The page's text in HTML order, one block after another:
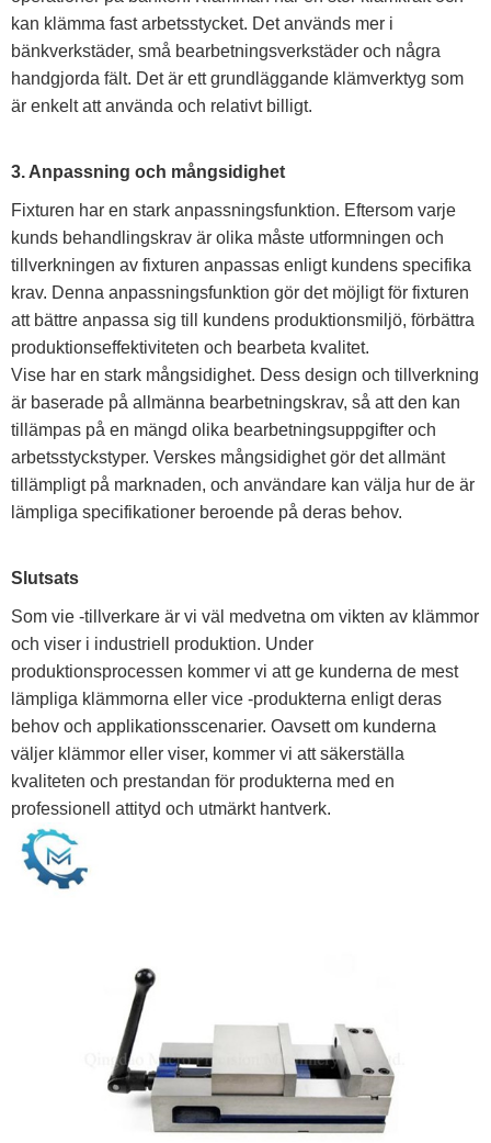
kan klämma fast arbetsstycket. Det används mer i
bänkverkstäder, små bearbetningsverkstäder och några
handgjorda fält. Det är ett grundläggande klämverktyg som
är enkelt att använda och relativt billigt.
3. Anpassning och mångsidighet
Fixturen har en stark anpassningsfunktion. Eftersom varje
kunds behandlingskrav är olika måste utformningen och
tillverkningen av fixturen anpassas enligt kundens specifika
krav. Denna anpassningsfunktion gör det möjligt för fixturen
att bättre anpassa sig till kundens produktionsmiljö, förbättra
produktionseffektiviteten och bearbeta kvalitet.
Vise har en stark mångsidighet. Dess design och tillverkning
är baserade på allmänna bearbetningskrav, så att den kan
tillämpas på en mängd olika bearbetningsuppgifter och
arbetsstyckstyper. Verskes mångsidighet gör det allmänt
tillämpligt på marknaden, och användare kan välja hur de är
lämpliga specifikationer beroende på deras behov.
Slutsats
Som vie -tillverkare är vi väl medvetna om vikten av klämmor
och viser i industriell produktion. Under
produktionsprocessen kommer vi att ge kunderna de mest
lämpliga klämmorna eller vice -produkterna enligt deras
behov och applikationsscenarier. Oavsett om kunderna
väljer klämmor eller viser, kommer vi att säkerställa
kvaliteten och prestandan för produkterna med en
professionell attityd och utmärkt hantverk.